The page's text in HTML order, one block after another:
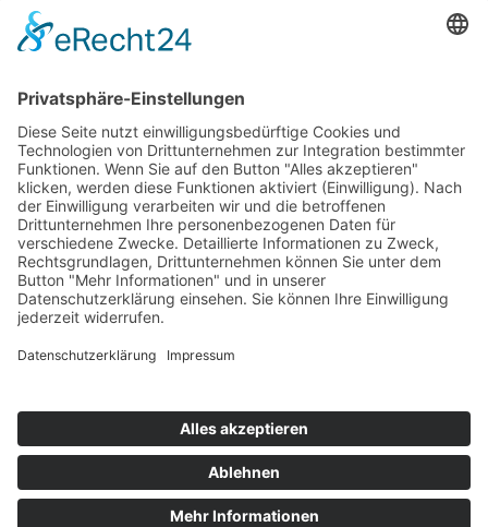
Bitte ändern Sie Ihre
Datenschutzeinstellungen
Service "Hubspot".
EINSTELLUNGEN ÖFFNEN
WEITERE INFORMATIONEN
IT-SYSTEMHAUS MÜNCHEN
IT-SICHERHEIT MÜNCHEN
Sie sind noch kein Kunde bei uns?
+49 (0) 881 387 89 60
vertrieb@niteflite.de
Kennenlerngespräch buchen
Kundenlogin
Teamviewer